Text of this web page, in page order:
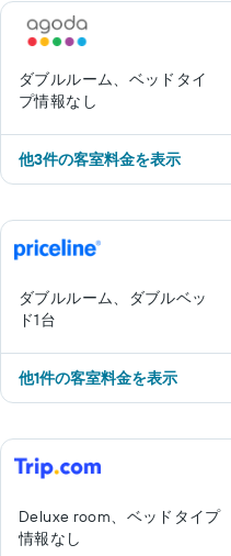
ダブルルーム、ベッドタイ
プ情報なし
​他3件の客室料金を表示
ダブルルーム、ダブルベッ
ド1台
他1件の客室料金を表示
Deluxe room、ベッドタイプ
情報なし